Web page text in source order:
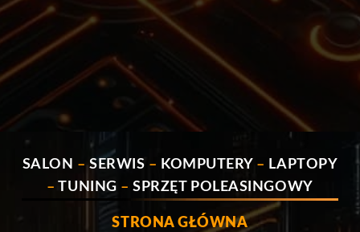
SALON –SERWIS – KOMPUTERY – LAPTOPY
– TUNING – SPRZĘT POLEASINGOWY
STRONA GŁÓWNA